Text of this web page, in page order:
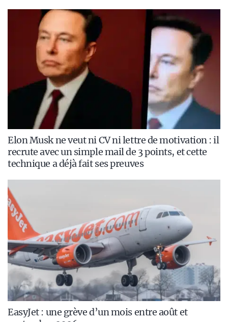
Elon Musk ne veut ni CV ni lettre de motivation : il
recrute avec un simple mail de 3 points, et cette
technique a déjà fait ses preuves
EasyJet : une grève d’un mois entre août et